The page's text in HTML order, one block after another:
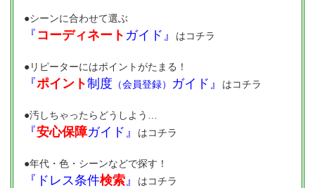
●シーンに合わせて選ぶ
『 コーディネート ガイド』 はコチラ
●リピーターにはポイントがたまる！
『ポイント制度 （会員登録） ガイド』 はコチラ
●汚しちゃったらどうしよう…
『安心保障ガイド』 はコチラ
●年代・色・シーンなどで探す！
『ドレス条件検索 』 はコチラ